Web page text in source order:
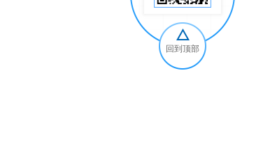
回到顶部